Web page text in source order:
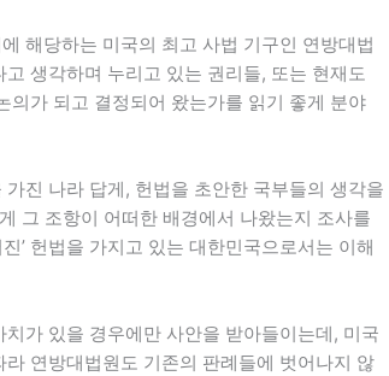
해당하는 미국의 최고 사법 기구인 연방대법
생각하며 누리고 있는 권리들, 또는 현재도
의가 되고 결정되어 왔는가를 읽기 좋게 분야
진 나라 답게, 헌법을 초안한 국부들의 생각을
그 조항이 어떠한 배경에서 나왔는지 조사를
’ 헌법을 가지고 있는 대한민국으로서는 이해
가 있을 경우에만 사안을 받아들이는데, 미국
연방대법원도 기존의 판례들에 벗어나지 않